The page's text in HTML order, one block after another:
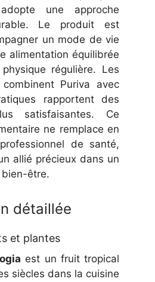
une approche
Le produit est
un mode de vie
alimentation équilibrée
régulière. Les
Puriva avec
rapportent des
satisfaisantes. Ce
ne remplace en
de santé,
allié précieux dans un
être.
détaillée
et plantes
est un fruit tropical
siècles dans la cuisine